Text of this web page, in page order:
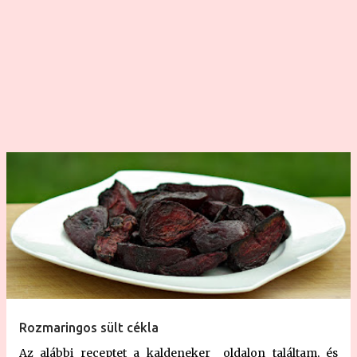
Rozmaringos sült cékla
Az alábbi receptet a kaldeneker oldalon találtam, és